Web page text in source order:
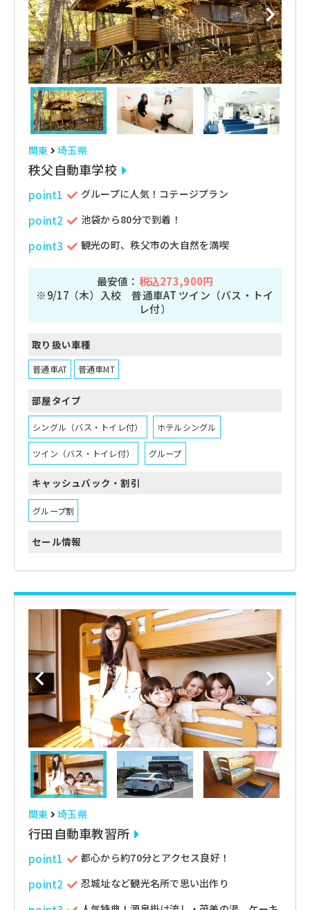
関東 埼玉県
秩父自動車学校
point1 グループに人気！コテージプラン
point2 池袋から80分で到着！
point3 観光の町、秩父市の大自然を満喫
最安値： 税込273,900円
※9/17（木）入校 普通車AT ツイン（バス・トイ
レ付）
取り扱い車種
普通車AT 普通車MT
部屋タイプ
シングル（バス・トイレ付） ホテルシングル
ツイン（バス・トイレ付） グループ
キャッシュバック・割引
グループ割
セール情報
関東 埼玉県
行田自動車教習所
point1 都心から約70分とアクセス良好！
point2 忍城址など観光名所で思い出作り